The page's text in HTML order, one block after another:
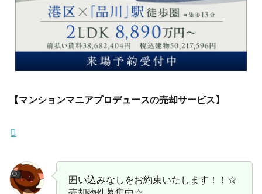
【マンションマニアプロデュースの売却サービス】
囲い込みなしをお約束いたします！！☆